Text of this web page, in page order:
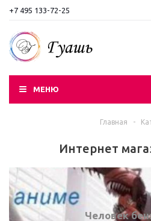
+7 495 133-72-25
МЕНЮ
Главная -
Интернет
Человек